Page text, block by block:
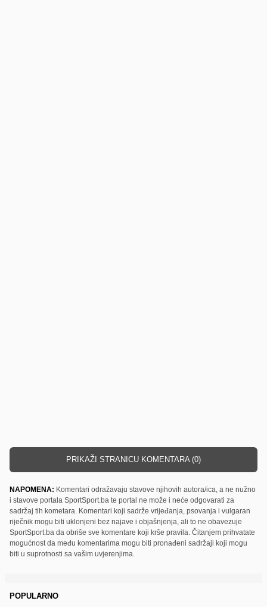
PRIKAŽI STRANICU KOMENTARA (0)
NAPOMENA: Komentari odražavaju stavove njihovih autora/ica, a ne nužno
i stavove portala SportSport.ba te portal ne može i neće odgovarati za
sadržaj tih kometara. Komentari koji sadrže vrijeđanja, psovanja i vulgaran
riječnik mogu biti uklonjeni bez najave i objašnjenja, ali to ne obavezuje
SportSport.ba da obriše sve komentare koji krše pravila. Čitanjem prihvatate
mogućnost da među komentarima mogu biti pronađeni sadržaji koji mogu
biti u suprotnosti sa vašim uvjerenjima.
POPULARNO